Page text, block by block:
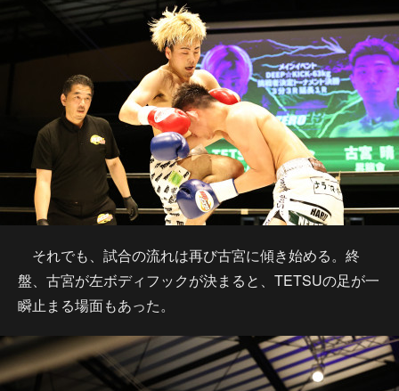
それでも、試合の流れは再び古宮に傾き始める。終
盤、古宮が左ボディフックが決まると、TETSUの足が一
瞬止まる場面もあった。